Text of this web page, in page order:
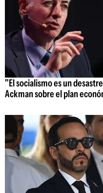
"El socialismo es un
Ackman sobre el plan